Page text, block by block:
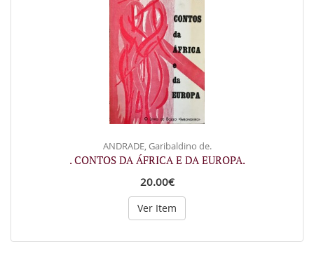
ANDRADE, Garibaldino de.
. CONTOS DA ÁFRICA E DA EUROPA.
20.00€
Ver Item